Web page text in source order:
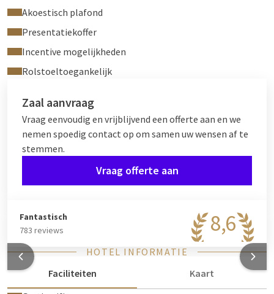
Akoestisch plafond
Presentatiekoffer
Incentive mogelijkheden
Rolstoeltoegankelijk
Zaal aanvraag
Vraag eenvoudig en vrijblijvend een offerte aan en we
nemen spoedig contact op om samen uw wensen af te
stemmen.
Vraag offerte aan
8,6
Fantastisch
783 reviews
HOTEL INFORMATIE
Faciliteiten
Kaart